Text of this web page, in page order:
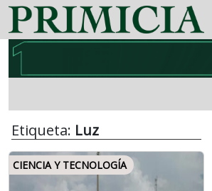
Etiqueta: Luz
CIENCIA Y TECNOLOGÍA